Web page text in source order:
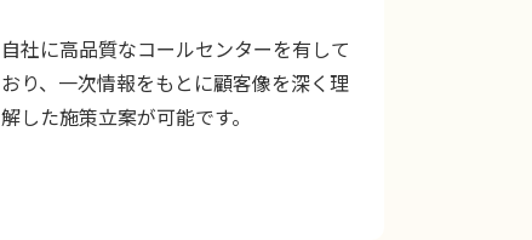
自社に高品質なコールセンターを有して
おり、一次情報をもとに顧客像を深く理
解した施策立案が可能です。